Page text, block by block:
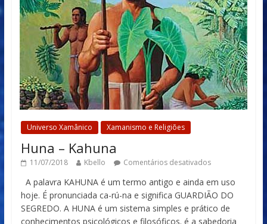
Universo Xamânico Xamanismo e Religiões
Huna – Kahuna
11/07/2018 Kbello Comentários desativados
A palavra KAHUNA é um termo antigo e ainda em uso
hoje. É pronunciada ca-rú-na e significa GUARDIÃO DO
SEGREDO. A HUNA é um sistema simples e prático de
conhecimentos psicológicos e filosóficos. é a sabedoria